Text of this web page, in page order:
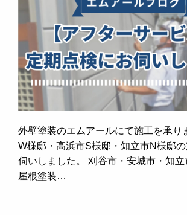
外壁塗装のエムアールにて施工を承り
W様邸・高浜市S様邸・知立市N様邸
伺いしました。 刈谷市・安城市・知立
屋根塗装…